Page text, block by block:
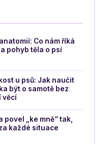
Co nám říká
pohyb těla o psí
u psů: Jak naučit
být o samotě bez
věcí
povel „ke mně“ tak,
každé situace